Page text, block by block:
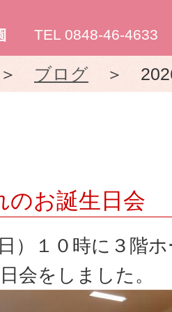
新
高
ぐ
み
幼
TEL 0848-46-4633
ブログ ＞
のお誕生日会
）１０時に３階
会をしました。